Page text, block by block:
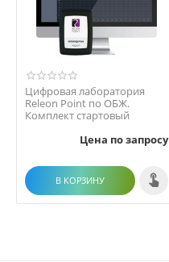
Цифровая лаборатория
Releon Point по ОБЖ.
Комплект стартовый
Цена по запросу
В КОРЗИНУ